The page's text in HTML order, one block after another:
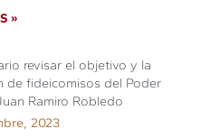
»
revisar el objetivo y la
de fideicomisos del Poder
Ramiro Robledo
2023